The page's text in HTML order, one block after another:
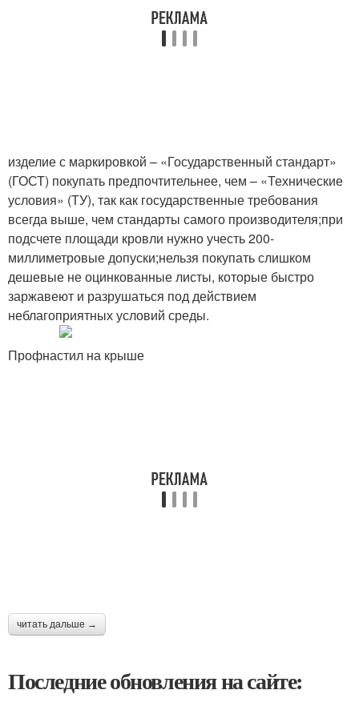
изделие с маркировкой – «Государственный стандарт»
(ГОСТ) покупать предпочтительнее, чем – «Технические
условия» (ТУ), так как государственные требования
всегда выше, чем стандарты самого производителя;при
подсчете площади кровли нужно учесть 200-
миллиметровые допуски;нельзя покупать слишком
дешевые не оцинкованные листы, которые быстро
заржавеют и разрушаться под действием
неблагоприятных условий среды.
Профнастил на крыше
читать дальше →
Последние обновления на сайте: